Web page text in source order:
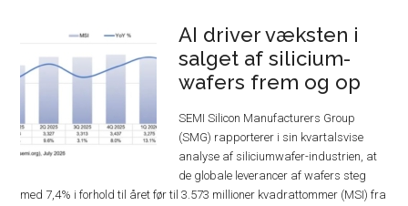
AI driver væksten i
salget af silicium-
wafers frem og op
SEMI Silicon Manufacturers Group
(SMG) rapporterer i sin kvartalsvise
analyse af siliciumwafer-industrien, at
de globale leverancer af wafers steg
med 7,4% i forhold til året før til 3.573 millioner kvadrattommer (MSI) fra